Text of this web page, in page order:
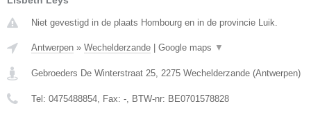
Niet gevestigd in de plaats Hombourg en in de provincie Luik.
Antwerpen » Wechelderzande Google maps ▼
Gebroeders De Winterstraat 25 2275 Wechelderzande (Antwerpen)
Tel: 0475488854 , Fax: - , BTW-nr: BE0701578828